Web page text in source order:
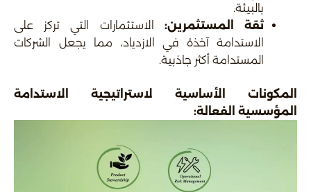
بالبيئة.
ثقة المستثمرين: الاستثمارات التي تركز على
الاستدامة آخذة في الازدياد، مما يجعل الشركات
المستدامة أكثر جاذبية.
المكونات الأساسية لاستراتيجية الاستدامة
المؤسسية الفعالة: